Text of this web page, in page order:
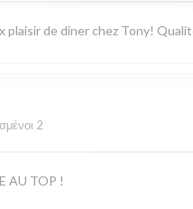
plaisir de diner chez Tony!
2
AU TOP !